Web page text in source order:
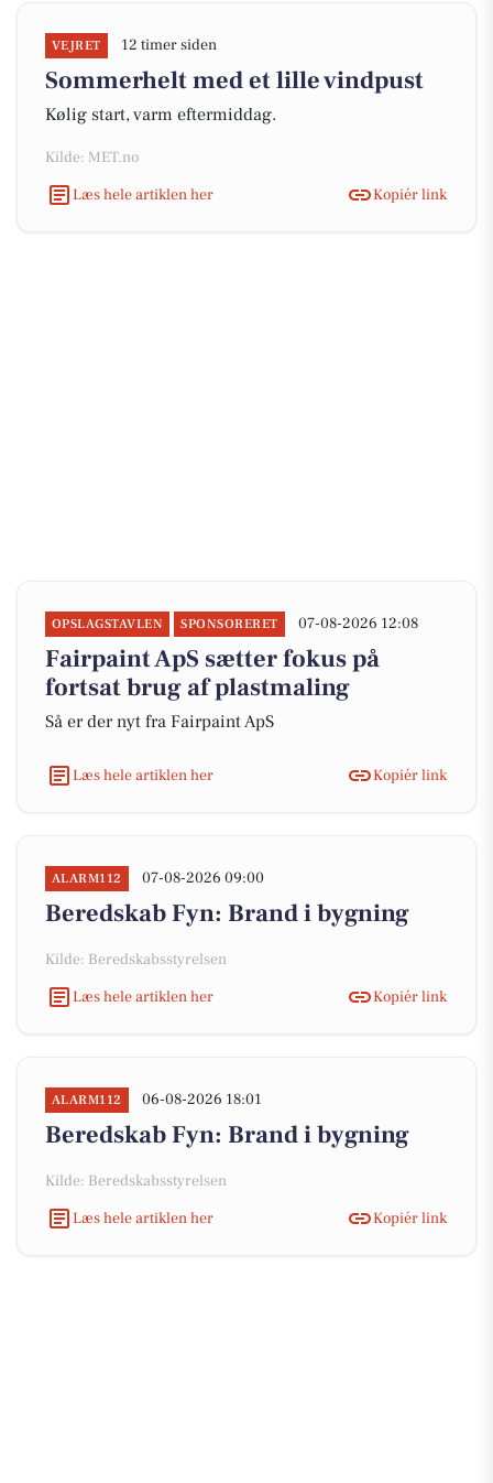
VEJRET 12 timer siden
Sommerhelt med et lille vindpust
Kølig start, varm eftermiddag.
Kilde: MET.no
Læs hele artiklen her
Kopiér link
OPSLAGSTAVLEN SPONSORERET 07-08-2026 12:08
Fairpaint ApS sætter fokus på
fortsat brug af plastmaling
Så er der nyt fra Fairpaint ApS
Læs hele artiklen her Kopiér link
ALARM112 07-08-2026 09:00
Beredskab Fyn: Brand i bygning
Kilde: Beredskabsstyrelsen
Læs hele artiklen her
Kopiér link
ALARM112 06-08-2026 18:01
Beredskab Fyn: Brand i bygning
Kilde: Beredskabsstyrelsen
Læs hele artiklen her
Kopiér link